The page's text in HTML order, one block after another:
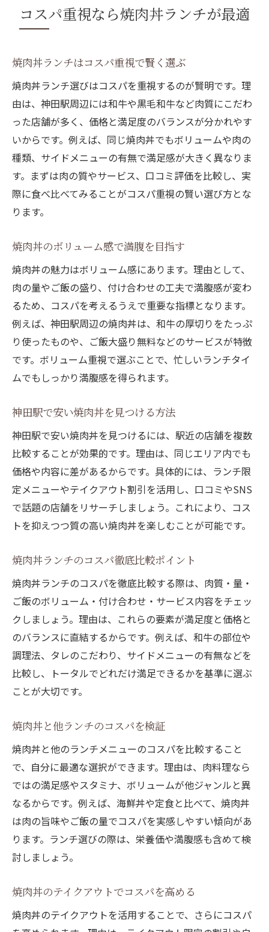
コスパ重視なら焼肉丼ランチが最適
焼肉丼ランチはコスパ重視で賢く選ぶ
焼肉丼ランチ選びはコスパを重視するのが賢明です。理
由は、神田駅周辺には和牛や黒毛和牛など肉質にこだわ
った店舗が多く、価格と満足度のバランスが分かれやす
いからです。例えば、同じ焼肉丼でもボリュームや肉の
種類、サイドメニューの有無で満足感が大きく異なりま
す。まずは肉の質やサービス、口コミ評価を比較し、実
際に食べ比べてみることがコスパ重視の賢い選び方とな
ります。
焼肉丼のボリューム感で満腹を目指す
焼肉丼の魅力はボリューム感にあります。理由として、
肉の量やご飯の盛り、付け合わせの工夫で満腹感が変わ
るため、コスパを考えるうえで重要な指標となります。
例えば、神田駅周辺の焼肉丼は、和牛の厚切りをたっぷ
り使ったものや、ご飯大盛り無料などのサービスが特徴
です。ボリューム重視で選ぶことで、忙しいランチタイ
ムでもしっかり満腹感を得られます。
神田駅で安い焼肉丼を見つける方法
神田駅で安い焼肉丼を見つけるには、駅近の店舗を複数
比較することが効果的です。理由は、同じエリア内でも
価格や内容に差があるからです。具体的には、ランチ限
定メニューやテイクアウト割引を活用し、口コミやSNS
で話題の店舗をリサーチしましょう。これにより、コス
トを抑えつつ質の高い焼肉丼を楽しむことが可能です。
焼肉丼ランチのコスパ徹底比較ポイント
焼肉丼ランチのコスパを徹底比較する際は、肉質・量・
ご飯のボリューム・付け合わせ・サービス内容をチェッ
クしましょう。理由は、これらの要素が満足度と価格と
のバランスに直結するからです。例えば、和牛の部位や
調理法、タレのこだわり、サイドメニューの有無などを
比較し、トータルでどれだけ満足できるかを基準に選ぶ
ことが大切です。
焼肉丼と他ランチのコスパを検証
焼肉丼と他のランチメニューのコスパを比較すること
で、自分に最適な選択ができます。理由は、肉料理なら
ではの満足感やスタミナ、ボリュームが他ジャンルと異
なるからです。例えば、海鮮丼や定食と比べて、焼肉丼
は肉の旨味やご飯の量でコスパを実感しやすい傾向があ
ります。ランチ選びの際は、栄養価や満腹感も含めて検
討しましょう。
焼肉丼のテイクアウトでコスパを高める
焼肉丼のテイクアウトを活用することで、さらにコスパ